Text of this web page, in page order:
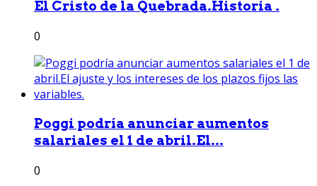
El Cristo de la Quebrada.Historia .
0
Poggi podría anunciar aumentos
salariales el 1 de abril.El...
0